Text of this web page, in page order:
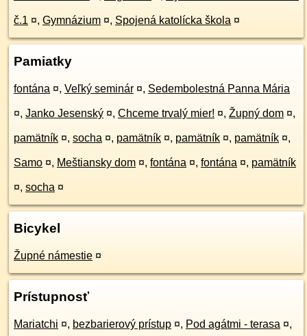
č.1 ¤, Gymnázium ¤, Spojená katolícka škola ¤
Pamiatky
fontána ¤, Veľký seminár ¤, Sedembolestná Panna Mária
¤, Janko Jesenský ¤, Chceme trvalý mier! ¤, Župný dom ¤,
pamätník ¤, socha ¤, pamätník ¤, pamätník ¤, pamätník ¤,
Samo ¤, Meštiansky dom ¤, fontána ¤, fontána ¤, pamätník
¤, socha ¤
Bicykel
Župné námestie ¤
Prístupnosť
Mariatchi ¤, bezbarierový prístup ¤, Pod agátmi - terasa ¤,